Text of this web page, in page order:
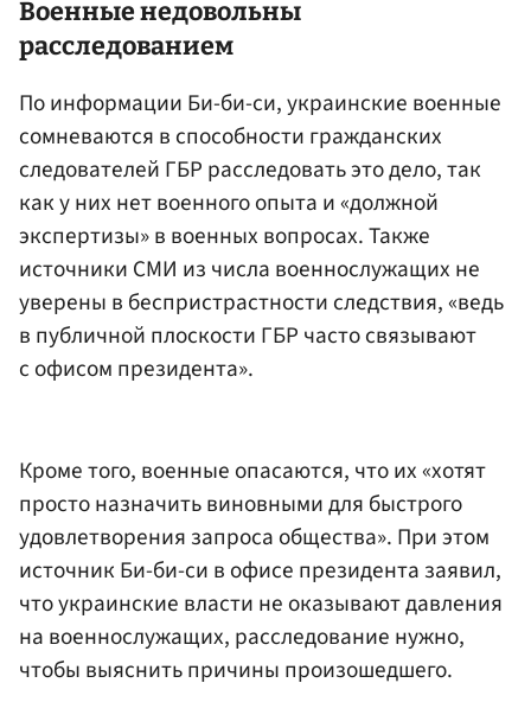
Военные недовольны
расследованием
По информации Би-би-си, украинские военные
сомневаются в способности гражданских
следователей ГБР расследовать это дело, так
как у них нет военного опыта и «должной
экспертизы» в военных вопросах. Также
источники СМИ из числа военнослужащих не
уверены в беспристрастности следствия, «ведь
в публичной плоскости ГБР часто связывают
с офисом президента».
Кроме того, военные опасаются, что их «хотят
просто назначить виновными для быстрого
удовлетворения запроса общества». При этом
источник Би-би-си в офисе президента заявил,
что украинские власти не оказывают давления
на военнослужащих, расследование нужно,
чтобы выяснить причины произошедшего.